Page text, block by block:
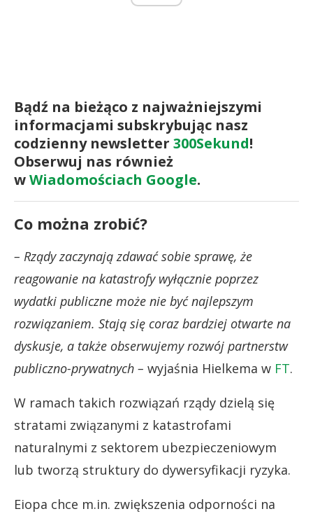
Bądź na bieżąco z najważniejszymi
informacjami subskrybując nasz
codzienny newsletter 300Sekund!
Obserwuj nas również
wWiadomościach Google.
Co można zrobić?
– Rządy zaczynają zdawać sobie sprawę, że
reagowanie na katastrofy wyłącznie poprzez
wydatki publiczne może nie być najlepszym
rozwiązaniem. Stają się coraz bardziej otwarte na
dyskusje, a także obserwujemy rozwój partnerstw
publiczno-prywatnych – wyjaśnia Hielkema w FT.
W ramach takich rozwiązań rządy dzielą się
stratami związanymi z katastrofami
naturalnymi z sektorem ubezpieczeniowym
lub tworzą struktury do dywersyfikacji ryzyka.
Eiopa chce m.in. zwiększenia odporności na